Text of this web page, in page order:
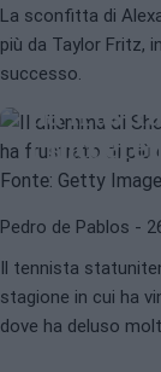
La sconfitta di
più da Taylor Fritz,
successo.
ATPBEN SHELTON
Il
nel 2026:
ha
Pedro de Pablos -
Il tennista
stagione in cui ha
dove ha deluso